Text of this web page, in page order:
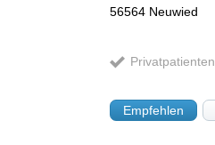
56564 Neuwied
Privatpatienten
Empfehlen